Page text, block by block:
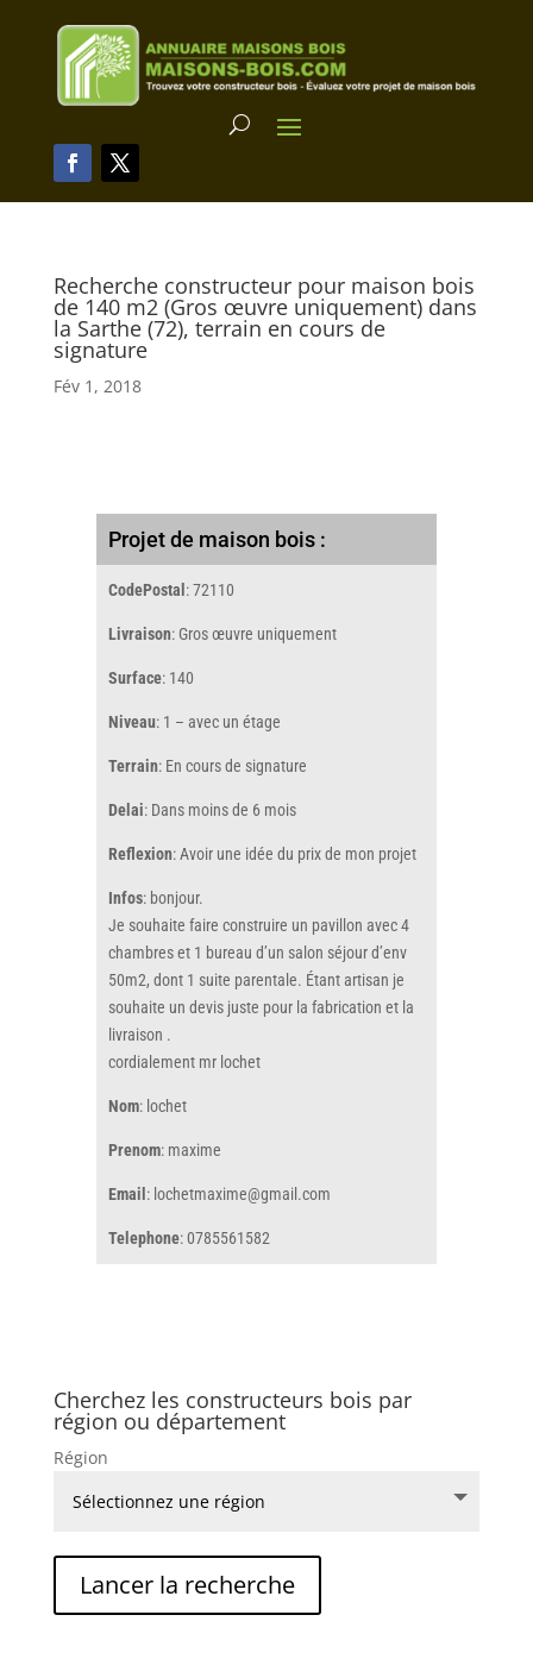
Recherche constructeur pour maison bois
de 140 m2 (Gros œuvre uniquement) dans
la Sarthe (72), terrain en cours de
signature
Fév 1, 2018
Projet de maison bois :
CodePostal : 72110
Livraison: Gros œuvre uniquement
Surface: 140
Niveau: 1 – avec un étage
Terrain: En cours de signature
Delai: Dans moins de 6 mois
Reflexion: Avoir une idée du prix de mon projet
Infos: bonjour.
Je souhaite faire construire un pavillon avec 4
chambres et 1 bureau d’un salon séjour d’env
50m2, dont 1 suite parentale. Étant artisan je
souhaite un devis juste pour la fabrication et la
livraison .
cordialement mr lochet
Nom: lochet
Prenom: maxime
Email : lochetmaxime@gmail.com
Telephone: 0785561582
Cherchez les constructeurs bois par
région ou département
Région